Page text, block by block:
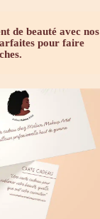
de beauté avec nos
pour faire